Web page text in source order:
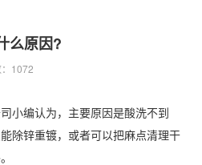
么原因?
1072
小编认为，主要原因是酸洗不到
除锌重镀，或者可以把麻点清理干